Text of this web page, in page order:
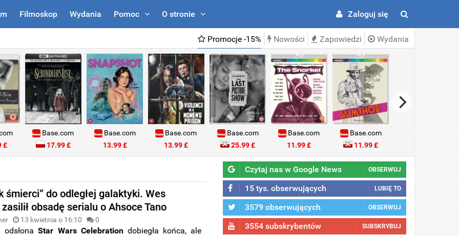
Filmoskop Wydania Pomoc O stronie Zaloguj się
Promocje -15% Nowości Zapowiedzi Wydania
£
Base.com
17.99 £
Base.com
13.99 £
Base.com
13.99 £
Base.com
25.99 £
Base.com
11.99 £
Base.com
11.99 £
śmierci” do odległej galaktyki. Wes
obsadę serialu o Ahsoce Tano
13 kwietnia o 16:10 0
odsłona Star Wars Celebrationdobiegła końca, ale
Czytaj nas w Google News OBSERWUJ
15 tys. obserwujących LUBIĘ TO
3579 obserwujących OBSERWUJ
3554 subskrybentów SUBSKRYBUJ